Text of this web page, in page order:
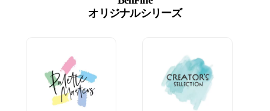
オリジナルシリーズ